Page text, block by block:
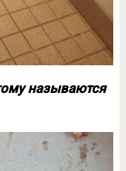
называются